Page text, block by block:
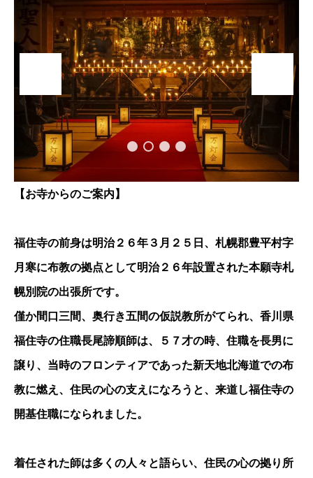
【お寺からのご案内】
福住寺の前身は明治２６年３月２５日、札幌郡豊平村字
月寒に布教の拠点として明治２６年設置された本願寺札
幌別院の出張所です。
僅か間口三間、奥行き五間の仮説教所がてられ、香川県
福住寺の住職長尾諦順師は、５７才の時、住職を長男に
譲り、当時のフロンティアであった新天地北海道での布
教に燃え、住民の心の支えになろうと、来道し福住寺の
開基住職になられました。
着任された師は多くの人々と語らい、住民の心の拠り所